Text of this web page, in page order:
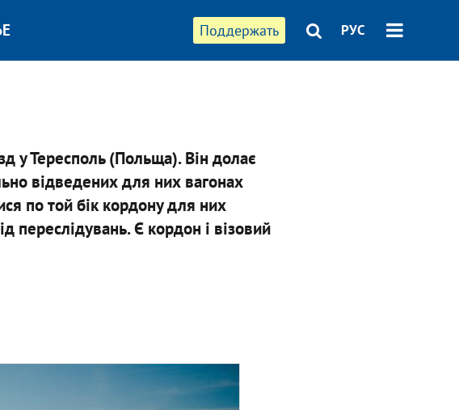
Поддержать РУС
у Тересполь (Польща). Він долає
відведених для них вагонах
по той бік кордону для них
переслідувань. Є кордон і візовий